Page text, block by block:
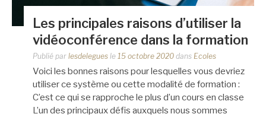
Les principales raisons d’utiliser la
vidéoconférence dans la formation
Publié par lesdelegues le 15 octobre 2020 dans Ecoles
Voici les bonnes raisons pour lesquelles vous devriez
utiliser ce système ou cette modalité de formation :
C’est ce qui se rapproche le plus d’un cours en classe
L’un des principaux défis auxquels nous sommes